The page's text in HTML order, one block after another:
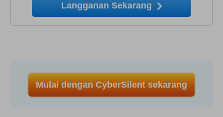
Langganan Sekarang
Mulai dengan CyberSilent sekarang